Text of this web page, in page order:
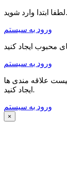
لطفا ابتدا وارد شوید.
ورود به سیستم
ورود به سیستم
علاقه مندی ها
ایجاد کنید.
ورود به سیستم
×